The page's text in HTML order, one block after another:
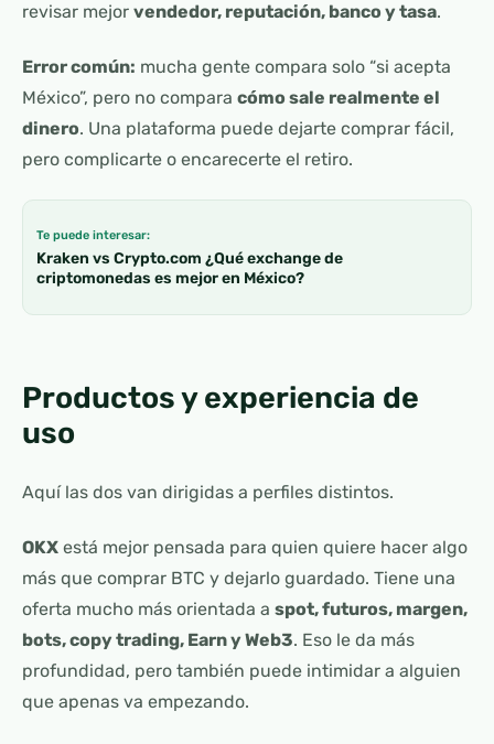
revisar mejor vendedor, reputación, banco y tasa.
Error común: mucha gente compara solo “si acepta
México”, pero no compara cómo sale realmente el
dinero. Una plataforma puede dejarte comprar fácil,
pero complicarte o encarecerte el retiro.
Te puede interesar:
Kraken vs Crypto.com ¿Qué exchange de
criptomonedas es mejor en México?
Productos y experiencia de
uso
Aquí las dos van dirigidas a perfiles distintos.
OKX está mejor pensada para quien quiere hacer algo
más que comprar BTC y dejarlo guardado. Tiene una
oferta mucho más orientada a spot, futuros, margen,
bots, copy trading, Earn y Web3. Eso le da más
profundidad, pero también puede intimidar a alguien
que apenas va empezando.